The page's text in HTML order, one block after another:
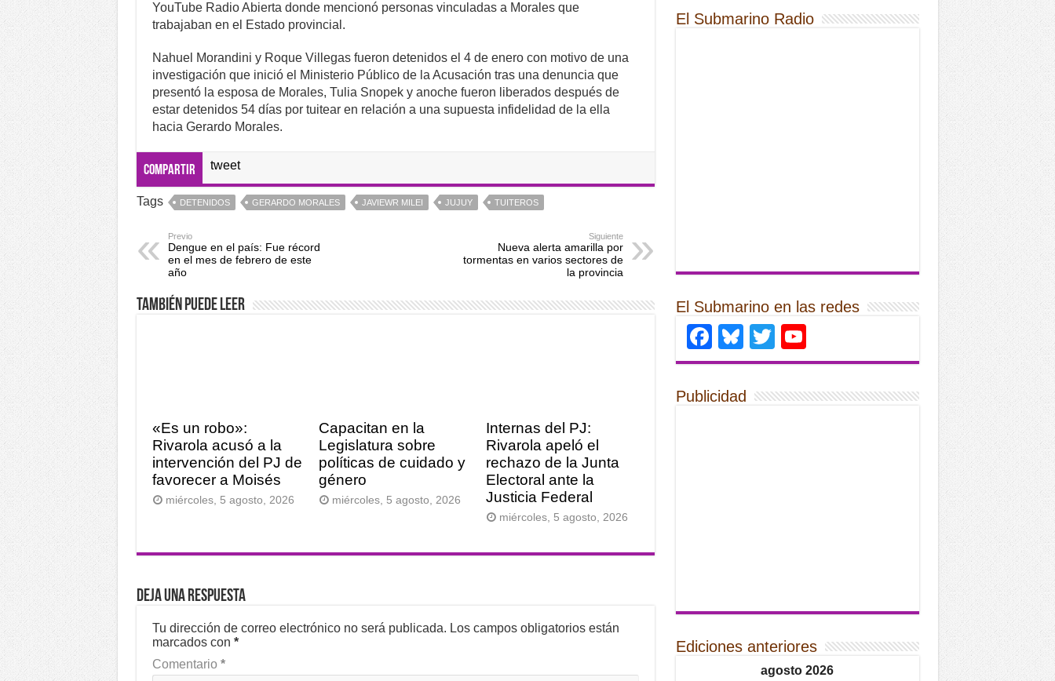
YouTube Radio Abierta donde mencionó personas vinculadas a Morales que
trabajaban en el Estado provincial.
Nahuel Morandini y Roque Villegas fueron detenidos el 4 de enero con motivo de una
investigación que inició el Ministerio Público de la Acusación tras una denuncia que
presentó la esposa de Morales, Tulia Snopek y anoche fueron liberados después de
estar detenidos 54 días por tuitear en relación a una supuesta infidelidad de la ella
hacia Gerardo Morales.
Compartir tweet
Tags DETENIDOS GERARDO MORALES JAVIEWR MILEI JUJUY TUITEROS
Previo
Dengue en el país: Fue récord
en el mes de febrero de este
año
Siguiente
Nueva alerta amarilla por
tormentas en varios sectores de
la provincia
También puede leer
«Es un robo»:
Rivarola acusó a la
intervención del PJ de
favorecer a Moisés
miércoles, 5 agosto, 2026
Capacitan en la
Legislatura sobre
políticas de cuidado y
género
miércoles, 5 agosto, 2026
Internas del PJ:
Rivarola apeló el
rechazo de la Junta
Electoral ante la
Justicia Federal
miércoles, 5 agosto, 2026
Deja una respuesta
Tu dirección de correo electrónico no será publicada. Los campos obligatorios están
marcados con *
Comentario *
El Submarino Radio
El Submarino en las redes
Facebook
Bluesky
Twitter
Publicidad
Ediciones anteriores
agosto 2026